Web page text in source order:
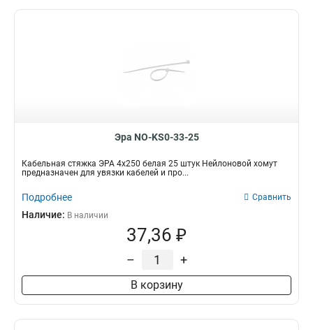
Эра NO-KS0-33-25
Кабельная стяжка ЭРА 4x250 белая 25 штук Нейлоновой хомут
предназначен для увязки кабелей и про...
Подробнее Сравнить
Наличие: В наличии
37,36 ₽
– +
В корзину